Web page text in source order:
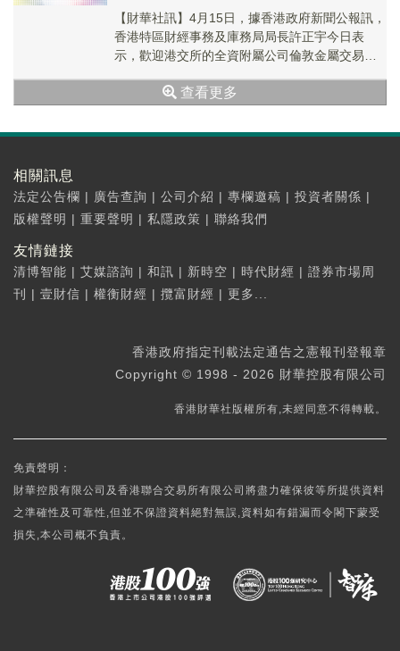
【財華社訊】4月15日，據香港政府新聞公報訊，
香港特區財經事務及庫務局局長許正宇今日表
示，歡迎港交所的全資附屬公司倫敦金屬交易所
涉及四個... 查看更多
相關訊息
法定公告欄 | 廣告查詢 | 公司介紹 | 專欄邀稿 | 投資者關係 |
版權聲明 | 重要聲明 | 私隱政策 | 聯絡我們
友情鏈接
清博智能 | 艾媒諮詢 | 和訊 | 新時空 | 時代財經 | 證券市場周
刊
| 壹財信 | 權衡財經 | 攬富財經 | 更多...
香港政府指定刊載法定通告之憲報刊登報章
Copyright © 1998 - 2026 財華控股有限公司
香港財華社版權所有,未經同意不得轉載。
免責聲明：
財華控股有限公司及香港聯合交易所有限公司將盡力確保彼等所提供資料
之準確性及可靠性,但並不保證資料絕對無誤,資料如有錯漏而令閣下蒙受
損失,本公司概不負責。